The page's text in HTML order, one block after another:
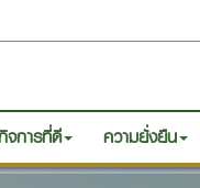
จการที่ดี ความยั่งยืน